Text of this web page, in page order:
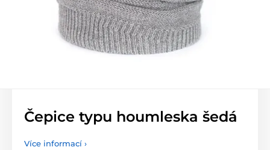
Čepice typu houmleska šedá
Více informací ›